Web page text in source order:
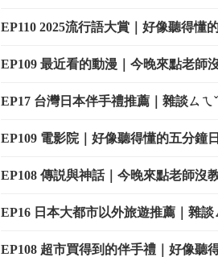
EP110 2025流行語大賞｜好像聽得懂
EP109 最近看的動漫｜今晚來點老師
EP17 台灣日本伴手禮推薦｜雜談ㄙㄟˇ
EP109 電影院｜好像聽得懂的五分鐘
EP108 傳説與神話｜今晚來點老師沒
EP16 日本大都市以外旅遊推薦｜雜談
EP108 超市買得到的伴手禮｜好像聽